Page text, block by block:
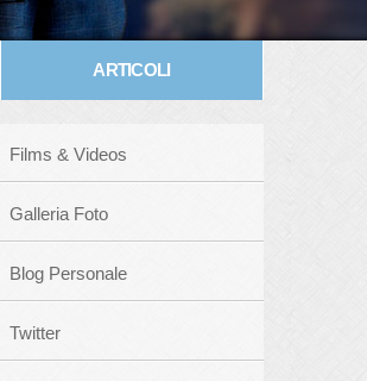
ARTICOLI
Films & Videos
Galleria Foto
Blog Personale
Twitter